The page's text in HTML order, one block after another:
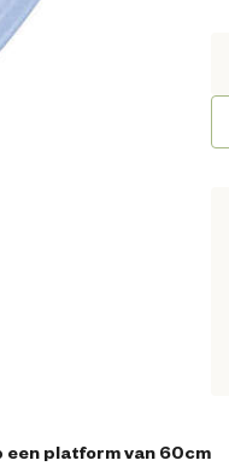
een platform van 60cm